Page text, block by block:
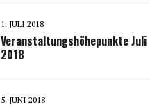
1. JULI 2018
Veranstaltungshöhepunkte Juli
2018
5. JUNI 2018